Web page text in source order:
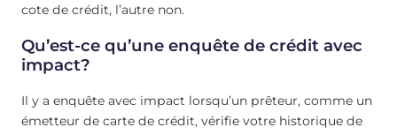
cote de crédit, l’autre non.
Qu’est-ce qu’une enquête de crédit avec
impact?
Il y a enquête avec impact lorsqu’un prêteur, comme un
émetteur de carte de crédit, vérifie votre historique de